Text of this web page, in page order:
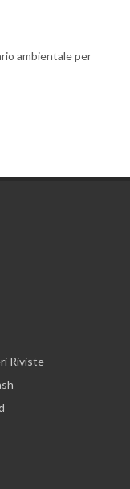
ambientale per
Riviste